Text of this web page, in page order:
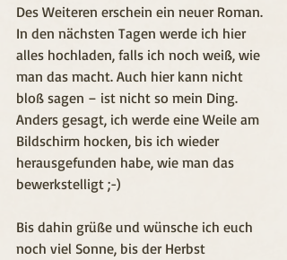
Des Weiteren erschein ein neuer Roman.
In den nächsten Tagen werde ich hier
alles hochladen, falls ich noch weiß, wie
man das macht. Auch hier kann nicht
bloß sagen – ist nicht so mein Ding.
Anders gesagt, ich werde eine Weile am
Bildschirm hocken, bis ich wieder
herausgefunden habe, wie man das
bewerkstelligt ;-)
Bis dahin grüße und wünsche ich euch
noch viel Sonne, bis der Herbst